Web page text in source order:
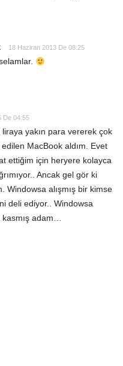
18 Haziran 2013 De 08:25
De 04:55
liraya yakın para vererek çok
MacBook aldım. Evet
ettiğim için heryere kolayca
Ancak gel gör ki
Windowsa alışmış bir kimse
deli ediyor.. Windowsa
adam…